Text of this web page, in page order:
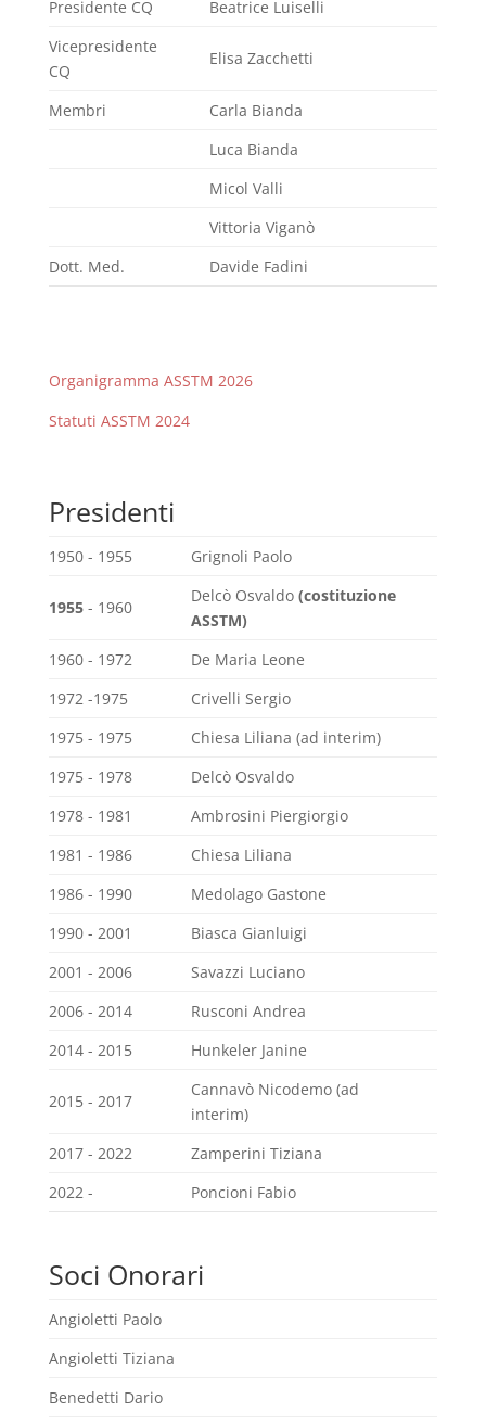
Presidente CQ
Beatrice Luiselli
Vicepresidente
CQ
Elisa Zacchetti
Membri
Carla Bianda
Luca Bianda
Micol Valli
Vittoria Viganò
Dott. Med.
Davide Fadini
Organigramma ASSTM 2026
Statuti ASSTM 2024
Presidenti
1950 - 1955 Grignoli Paolo
1955- 1960
Delcò Osvaldo (costituzione
ASSTM)
1960 - 1972
De Maria Leone
1972 -1975
Crivelli Sergio
1975 - 1975
Chiesa Liliana (ad interim)
1975 - 1978
Delcò Osvaldo
1978 - 1981
Ambrosini Piergiorgio
1981 - 1986
Chiesa Liliana
1986 - 1990
Medolago Gastone
1990 - 2001
Biasca Gianluigi
2001 - 2006
Savazzi Luciano
2006 - 2014
Rusconi Andrea
2014 - 2015
Hunkeler Janine
2015 - 2017
Cannavò Nicodemo (ad
interim)
2017 - 2022
Zamperini Tiziana
2022 -
Poncioni Fabio
Soci Onorari
Angioletti Paolo
Angioletti Tiziana
Benedetti Dario